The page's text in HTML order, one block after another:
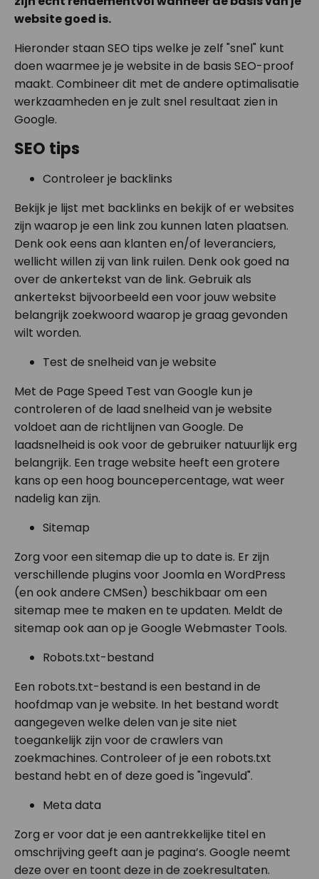
website goed is.
Hieronder staan SEO tips welke je zelf "snel" kunt
doen waarmee je je website in de basis SEO-proof
maakt. Combineer dit met de andere optimalisatie
werkzaamheden en je zult snel resultaat zien in
Google.
SEO tips
Controleer je backlinks
Bekijk je lijst met backlinks en bekijk of er websites
zijn waarop je een link zou kunnen laten plaatsen.
Denk ook eens aan klanten en/of leveranciers,
wellicht willen zij van link ruilen. Denk ook goed na
over de ankertekst van de link. Gebruik als
ankertekst bijvoorbeeld een voor jouw website
belangrijk zoekwoord waarop je graag gevonden
wilt worden.
Test de snelheid van je website
Met de Page Speed Test van Google kun je
controleren of de laad snelheid van je website
voldoet aan de richtlijnen van Google. De
laadsnelheid is ook voor de gebruiker natuurlijk erg
belangrijk. Een trage website heeft een grotere
kans op een hoog bouncepercentage, wat weer
nadelig kan zijn.
Sitemap
Zorg voor een sitemap die up to date is. Er zijn
verschillende plugins voor Joomla en WordPress
(en ook andere CMSen) beschikbaar om een
sitemap mee te maken en te updaten. Meldt de
sitemap ook aan op je Google Webmaster Tools.
Robots.txt-bestand
Een robots.txt-bestand is een bestand in de
hoofdmap van je website. In het bestand wordt
aangegeven welke delen van je site niet
toegankelijk zijn voor de crawlers van
zoekmachines. Controleer of je een robots.txt
bestand hebt en of deze goed is "ingevuld".
Meta data
Zorg er voor dat je een aantrekkelijke titel en
omschrijving geeft aan je pagina’s. Google neemt
deze over en toont deze in de zoekresultaten.